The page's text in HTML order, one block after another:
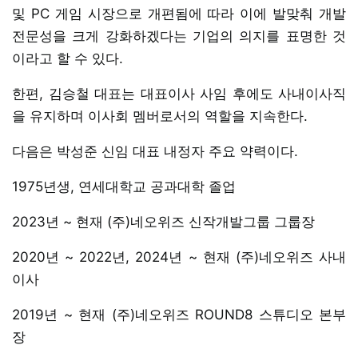
및 PC 게임 시장으로 개편됨에 따라 이에 발맞춰 개발
전문성을 크게 강화하겠다는 기업의 의지를 표명한 것
이라고 할 수 있다.
한편, 김승철 대표는 대표이사 사임 후에도 사내이사직
을 유지하며 이사회 멤버로서의 역할을 지속한다.
다음은 박성준 신임 대표 내정자 주요 약력이다.
1975년생, 연세대학교 공과대학 졸업
2023년 ~ 현재 (주)네오위즈 신작개발그룹 그룹장
2020년 ~ 2022년, 2024년 ~ 현재 (주)네오위즈 사내
이사
2019년 ~ 현재 (주)네오위즈 ROUND8 스튜디오 본부
장